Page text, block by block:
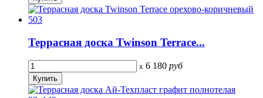
Террасная доска Twinson Terrace...
x 6 180 руб